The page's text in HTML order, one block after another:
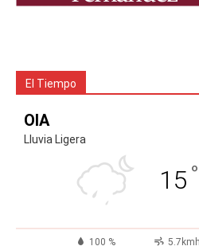
El Tiempo
OIA
Lluvia Ligera
15 °
100 % 5.7kmh